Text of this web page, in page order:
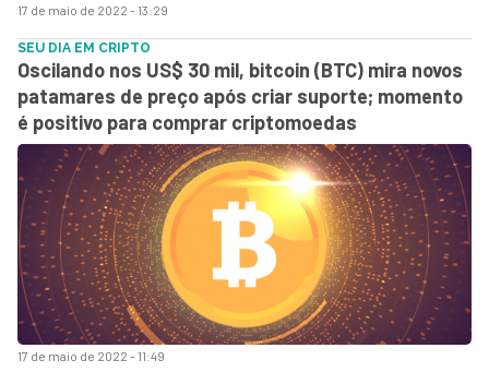
17 de maio de 2022 - 13:29
17 de maio de 2022 - 11:49
SEU DIA EM CRIPTO
Oscilando nos US$ 30 mil, bitcoin (BTC) mira novos
patamares de preço após criar suporte; momento
é positivo para comprar criptomoedas